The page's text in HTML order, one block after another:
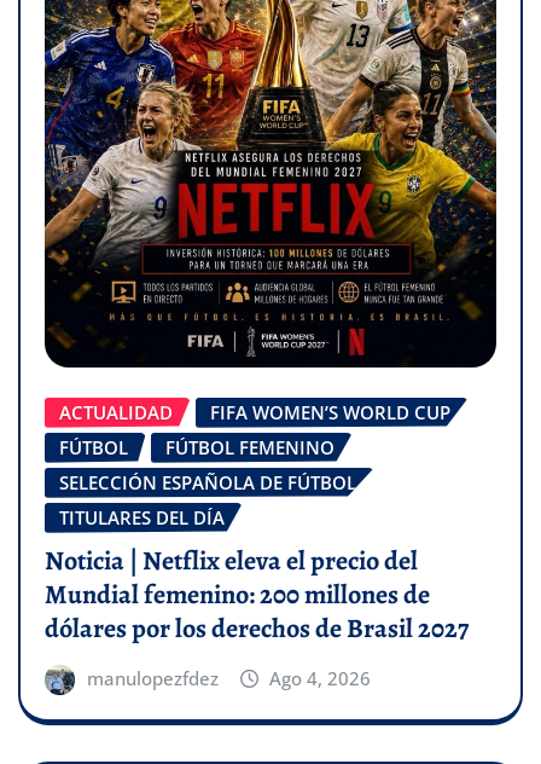
ACTUALIDAD
FIFA WOMEN’S WORLD CUP
FÚTBOL
FÚTBOL FEMENINO
SELECCIÓN ESPAÑOLA DE FÚTBOL
TITULARES DEL DÍA
Noticia | Netflix eleva el precio del
Mundial femenino: 200 millones de
dólares por los derechos de Brasil 2027
manulopezfdez Ago 4, 2026